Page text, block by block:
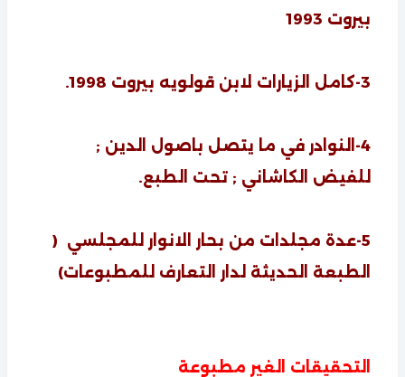
بيروت 1993
3-كامل الزيارات لابن قولويه بيروت 1998.
4-النوادر في ما يتصل باصول الدين ;
للفيض الكاشاني ; تحت الطبع.
5-عدة مجلدات من بحار الانوار للمجلسي (
الطبعة الحديثة لدار التعارف للمطبوعات)
التحقيقات الغير مطبوعة